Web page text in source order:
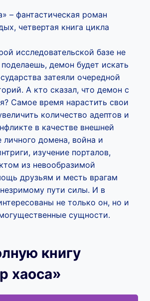
– фантастическая роман
четвертая книга цикла
исследовательской базе не
демон будет искать
затеяли очередной
А кто сказал, что демон с
Самое время нарастить свои
количество адептов и
в качестве внешней
домена, война и
изучение порталов,
из невообразимой
друзьям и месть врагам
пути силы. И в
не только он, но и
сущности.
книгу
хаоса»